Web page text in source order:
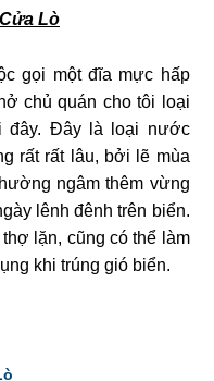
Cửa Lò
gọi một đĩa mực hấp
chủ quán cho tôi loại
đây. Đây là loại nước
rất rất lâu, bởi lẽ mùa
ngâm thêm vừng
lênh đênh trên biển.
lặn, cũng có thể làm
khi trúng gió biển.